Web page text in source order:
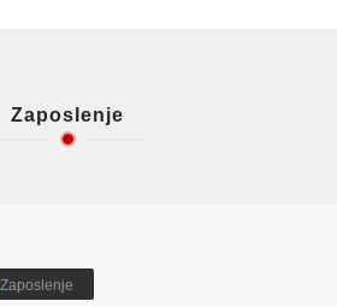
Zaposlenje
Zaposlenje